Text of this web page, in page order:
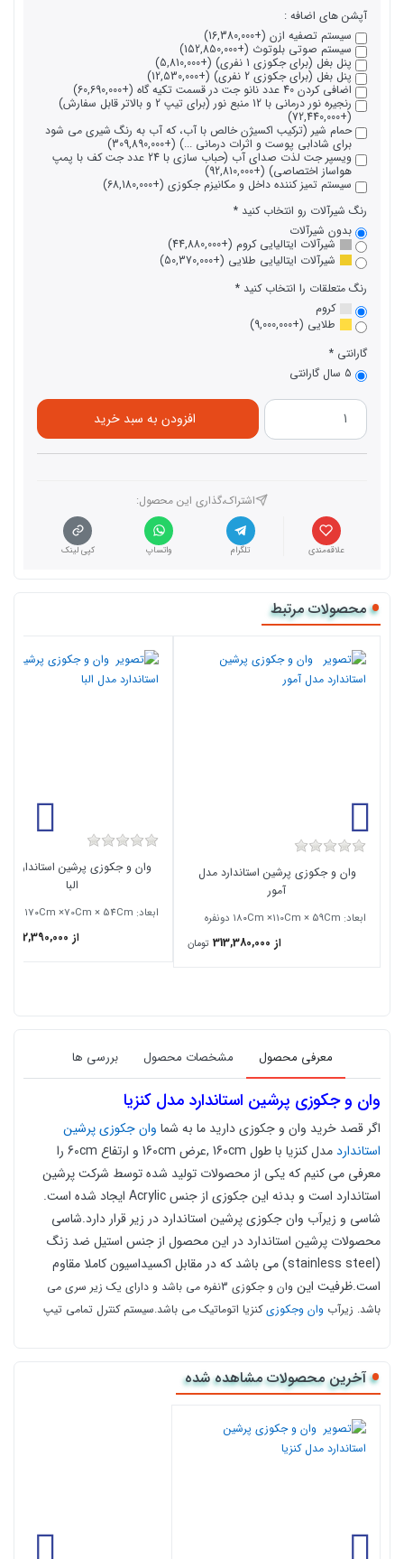
آپشن های اضافه :
سیستم تصفیه ازن (+16,380,000)
سیستم صوتی بلوتوث (+152,850,000)
پنل بغل (برای جکوزی 1 نفری) (+5,810,000)
پنل بغل (برای جکوزی 2 نفری) (+12,530,000)
اضافی کردن 40 عدد نانو جت در قسمت تکیه گاه (+60,690,000)
رنجیره نور درمانی با 12 منبع نور (برای تیپ 2 و بالاتر قابل سفارش)
(+72,440,000)
حمام شیر (ترکیب اکسیژن خالص با آب، که آب به رنگ شیری می شود
برای شادابی پوست و اثرات درمانی ...) (+309,890,000)
ویسپر جت لذت صدای آب (حباب سازی با 24 عدد جت کف با پمپ
هواساز اختصاصی) (+92,810,000)
سیستم تمیز کننده داخل و مکانیزم جکوزی (+68,180,000)
رنگ شیرآلات رو انتخاب کنید
بدون شیرآلات
شیرآلات ایتالیایی کروم (+44,880,000)
شیرآلات ایتالیایی طلایی (+50,370,000)
رنگ متعلقات را انتخاب کنید
کروم
طلایی (+9,000,000)
گارانتی
5 سال گارانتی
افزودن به سبد خرید
اشتراک،گذاری این محصول‌:
علاقه‌مندی تلگرام واتساپ کپی لینک
محصولات مرتبط
وان و جکوزی پرشین استاندارد مدل
آمور
ابعاد: ۱8۰Cm ×110Cm × 59Cm دونفره
از 313,380,000 تومان
وان و جکوزی پرشین استاندارد
البا
ابعاد: ۱7۰Cm ×70Cm × 54Cm
از 282,390,000
معرفی محصول مشخصات محصول بررسی ها
وان و جکوزی پرشین استاندارد مدل کنزیا
اگر قصد خرید وان و جکوزی دارید ما به شما وان جکوزی پرشین
استاندارد
مدل کنزیا با طول 160cm ,عرض 160cm و ارتفاع 60cm را
معرفی می کنیم که یکی از محصولات تولید شده توسط شرکت پرشین
استاندارد است و بدنه این جکوزی از جنس Acrylic ایجاد شده است.
شاسی و زیرآب وان جکوزی پرشین استاندارد در زیر قرار دارد.شاسی
محصولات پرشین استاندارد در این محصول از جنس استيل ضد زنگ
(stainless steel) می باشد که در مقابل اکسيداسيون کاملا مقاوم
است.ظرفیت این
وان و جکوزی 3نفره می باشد و دارای یک زیر سری می
باشد. زیرآب وان وجکوزیکنزیا اتوماتیک می باشد.سیستم كنترل تمامی تیپ
دهید و درب منزل تحویل بگیرید.
تیپ 1 ش
امل وان و شاسی، پمپ جکوزی و جت ماساژور آب، سیستم
کنترل دیجیتال و سنسور سنجش سطح آب است.
آخرین محصولات مشاهده شده